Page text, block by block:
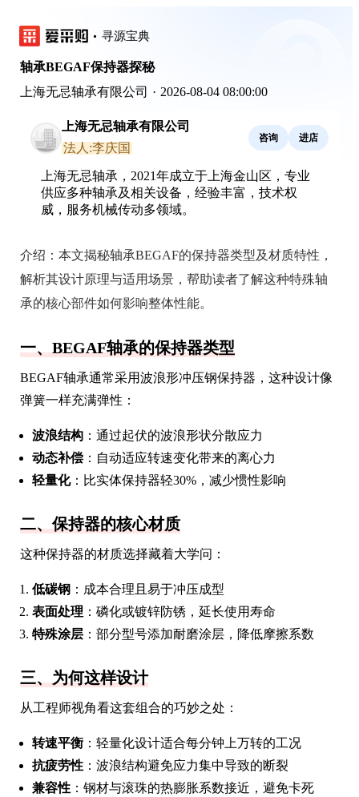
寻源宝典
轴承BEGAF保持器探秘
上海无忌轴承有限公司 · 2026-08-04 08:00:00
上海无忌轴承有限公司
法人:李庆国
咨询 进店
上海无忌轴承，2021年成立于上海金山区，专业
供应多种轴承及相关设备，经验丰富，技术权
威，服务机械传动多领域。
介绍： 本文揭秘轴承BEGAF的保持器类型及材质特性，
解析其设计原理与适用场景，帮助读者了解这种特殊轴
承的核心部件如何影响整体性能。
一、BEGAF轴承的保持器类型
BEGAF轴承通常采用波浪形冲压钢保持器，这种设计像
弹簧一样充满弹性：
波浪结构 ：通过起伏的波浪形状分散应力
动态补偿 ：自动适应转速变化带来的离心力
轻量化：比实体保持器轻30%，减少惯性影响
二、保持器的核心材质
这种保持器的材质选择藏着大学问：
低碳钢 ：成本合理且易于冲压成型
表面处理 ：磷化或镀锌防锈，延长使用寿命
特殊涂层 ：部分型号添加耐磨涂层，降低摩擦系数
三、为何这样设计
从工程师视角看这套组合的巧妙之处：
转速平衡 ：轻量化设计适合每分钟上万转的工况
抗疲劳性 ：波浪结构避免应力集中导致的断裂
兼容性 ：钢材与滚珠的热膨胀系数接近，避免卡死